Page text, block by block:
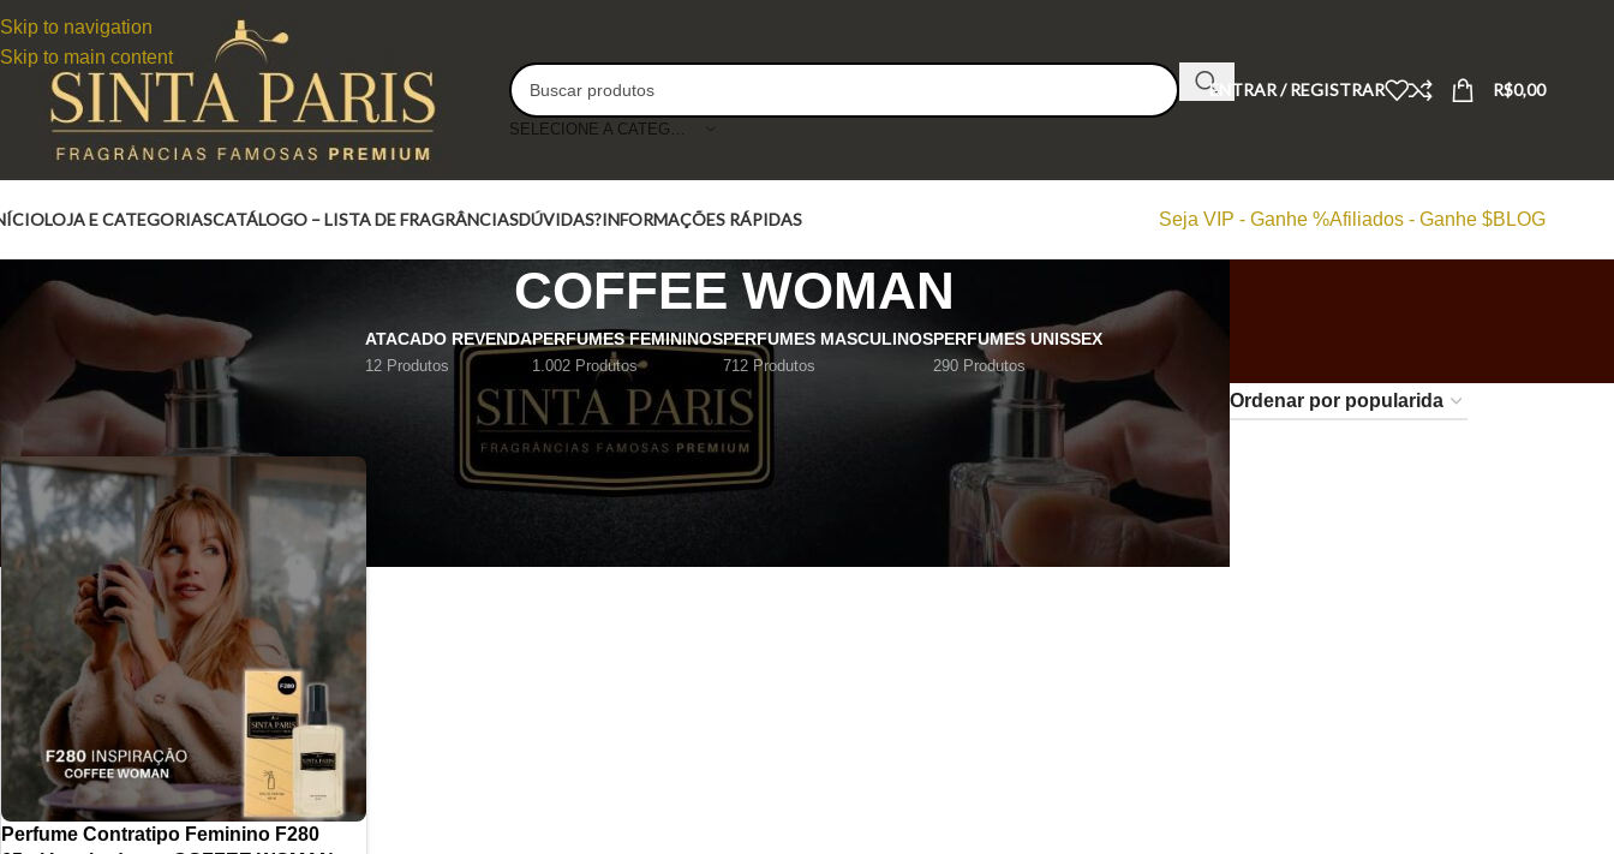
Skip to navigation
Skip to main content
SELECIONE A CATEGORIA
ENTRAR / REGISTRAR R$0,00
LOJA E CATEGORIASCATÁLOGO – LISTA DE FRAGRÂNCIASDÚVIDAS?INFORMAÇÕES RÁPIDAS Seja VIP - Ganhe %Afiliados - Ganhe $BLOG
COFFEE WOMAN
ATACADO REVENDA
12 Produtos
PERFUMES FEMININOS
1.002 Produtos
PERFUMES MASCULINOS
712 Produtos
PERFUMES UNISSEX
290 Produtos
COFFEE WOMAN Mostrar 9 12 18 24
Perfume Contratipo Feminino F280